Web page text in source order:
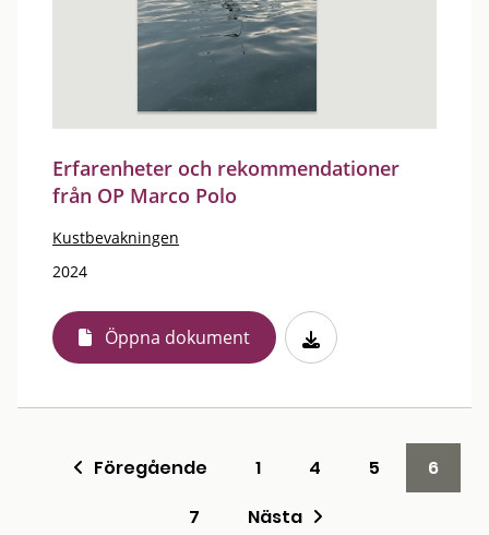
Erfarenheter och rekommendationer
från OP Marco Polo
Kustbevakningen
2024
Öppna dokument
Föregående 1 4 5
6
7
Nästa